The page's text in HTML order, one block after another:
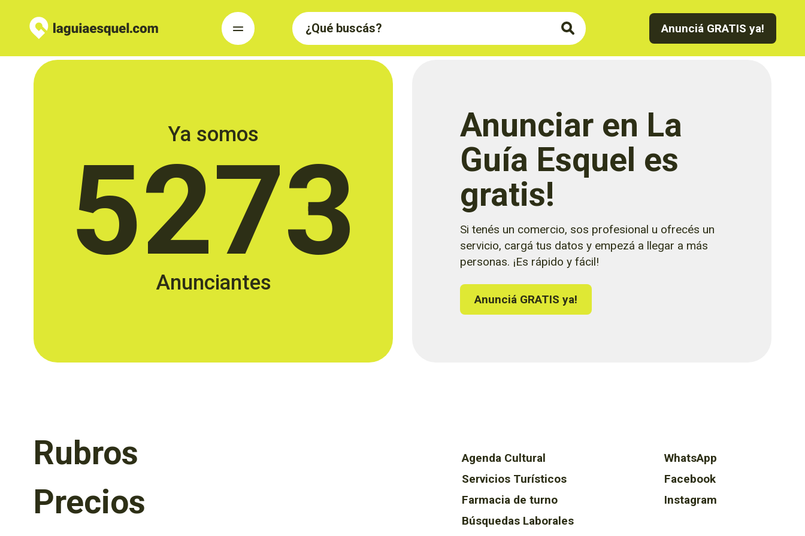
Anunciá GRATIS ya!
Ya somos
5273
Anunciantes
Anunciar en La
Guía Esquel es
gratis!
Si tenés un comercio, sos profesional u ofrecés un
servicio, cargá tus datos y empezá a llegar a más
personas. ¡Es rápido y fácil!
Anunciá GRATIS ya!
Rubros
Precios
Agenda Cultural
Servicios Turísticos
Farmacia de turno
Búsquedas Laborales
WhatsApp
Facebook
Instagram